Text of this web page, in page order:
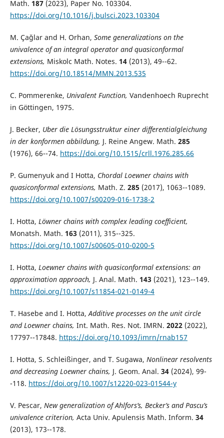
Math. 187(2023), Paper No. 103304.
https://doi.org/10.1016/j.bulsci.2023.103304
M. Çağlar and H. Orhan, Some generalizations on the
univalence of an integral operator and quasiconformal
extensions, Miskolc Math. Notes. 14(2013), 49--62.
https://doi.org/10.18514/MMN.2013.535
C. Pommerenke, Univalent Function, Vandenhoech Ruprecht
in Göttingen, 1975.
J. Becker, Uber die Lösungsstruktur einer differentialgleichung
in der konformen abbildung, J. Reine Angew. Math. 285
(1976), 66--74. https://doi.org/10.1515/crll.1976.285.66
P. Gumenyuk and I Hotta, Chordal Loewner chains with
quasiconformal extensions, Math. Z. 285 (2017), 1063--1089.
https://doi.org/10.1007/s00209-016-1738-2
I. Hotta, Löwner chains with complex leading coefficient,
Monatsh. Math. 163 (2011), 315--325.
https://doi.org/10.1007/s00605-010-0200-5
I. Hotta, Loewner chains with quasiconformal extensions: an
approximation approach, J. Anal. Math. 143 (2021), 123--149.
https://doi.org/10.1007/s11854-021-0149-4
T. Hasebe and I. Hotta,Additive processes on the unit circle
and Loewner chains, Int. Math. Res. Not. IMRN. 2022(2022),
17797--17848. https://doi.org/10.1093/imrn/rnab157
I. Hotta, S. Schleißinger, and T. Sugawa, Nonlinear resolvents
and decreasing Loewner chains, J. Geom. Anal. 34(2024), 99-
-118. https://doi.org/10.1007/s12220-023-01544-y
V. Pescar, New generalization of Ahlfors’s, Becker’s and Pascu’s
univalence criterion, Acta Univ. Apulensis Math. Inform. 34
(2013), 173--178.